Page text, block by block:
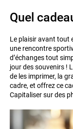
Quel
Le plaisir avant tout
une rencontre
d’échanges tout
jour des souvenirs !
de les imprimer, la
cadre, et offrez ce
Capitaliser sur des